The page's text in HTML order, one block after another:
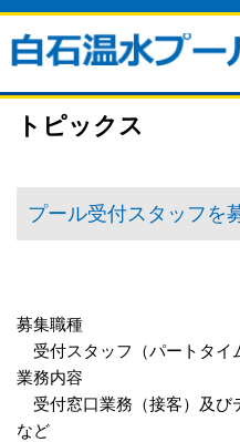
トピックス
プール受付スタッフを
募集職種
受付スタッフ（パートタイ
業務内容
受付窓口業務（接客）及び
など